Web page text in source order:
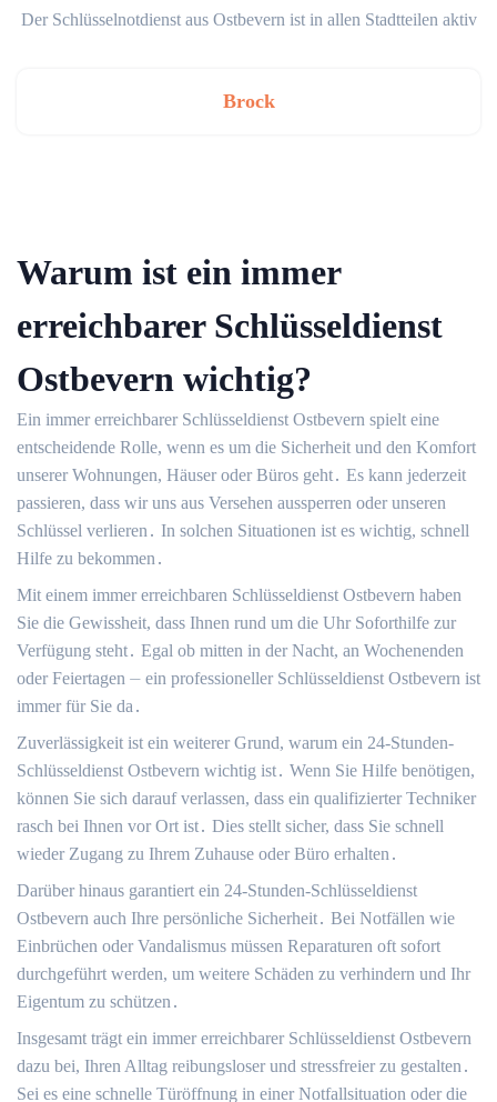
Der Schlüsselnotdienst aus Ostbevern ist in allen Stadtteilen aktiv
Brock
Warum ist ein immer
erreichbarer Schlüsseldienst
Ostbevern wichtig?
Ein immer erreichbarer Schlüsseldienst Ostbevern spielt eine
entscheidende Rolle, wenn es um die Sicherheit und den Komfort
unserer Wohnungen, Häuser oder Büros geht․ Es kann jederzeit
passieren, dass wir uns aus Versehen aussperren oder unseren
Schlüssel verlieren․ In solchen Situationen ist es wichtig, schnell
Hilfe zu bekommen․
Mit einem immer erreichbaren Schlüsseldienst Ostbevern haben
Sie die Gewissheit, dass Ihnen rund um die Uhr Soforthilfe zur
Verfügung steht․ Egal ob mitten in der Nacht, an Wochenenden
oder Feiertagen ⏤ ein professioneller Schlüsseldienst Ostbevern ist
immer für Sie da․
Zuverlässigkeit ist ein weiterer Grund, warum ein 24-Stunden-
Schlüsseldienst Ostbevern wichtig ist․ Wenn Sie Hilfe benötigen,
können Sie sich darauf verlassen, dass ein qualifizierter Techniker
rasch bei Ihnen vor Ort ist․ Dies stellt sicher, dass Sie schnell
wieder Zugang zu Ihrem Zuhause oder Büro erhalten․
Darüber hinaus garantiert ein 24-Stunden-Schlüsseldienst
Ostbevern auch Ihre persönliche Sicherheit․ Bei Notfällen wie
Einbrüchen oder Vandalismus müssen Reparaturen oft sofort
durchgeführt werden, um weitere Schäden zu verhindern und Ihr
Eigentum zu schützen․
Insgesamt trägt ein immer erreichbarer Schlüsseldienst Ostbevern
dazu bei, Ihren Alltag reibungsloser und stressfreier zu gestalten․
Sei es eine schnelle Türöffnung in einer Notfallsituation oder die